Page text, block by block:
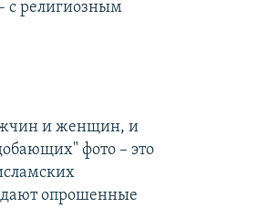
с религиозным
и женщин, и
фото – это
опрошенные